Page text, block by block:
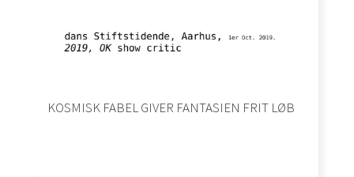
KOSMISK FABEL GIVER FANTASIEN FRIT LØB